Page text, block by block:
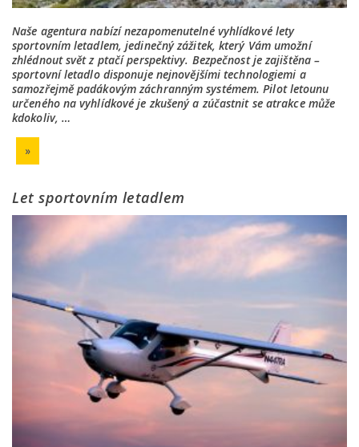
Naše agentura nabízí nezapomenutelné vyhlídkové lety
sportovním letadlem, jedinečný zážitek, který Vám umožní
zhlédnout svět z ptačí perspektivy. Bezpečnost je zajištěna –
sportovní letadlo disponuje nejnovějšími technologiemi a
samozřejmě padákovým záchranným systémem. Pilot letounu
určeného na vyhlídkové je zkušený a zúčastnit se atrakce může
kdokoliv, …
»
Let sportovním letadlem